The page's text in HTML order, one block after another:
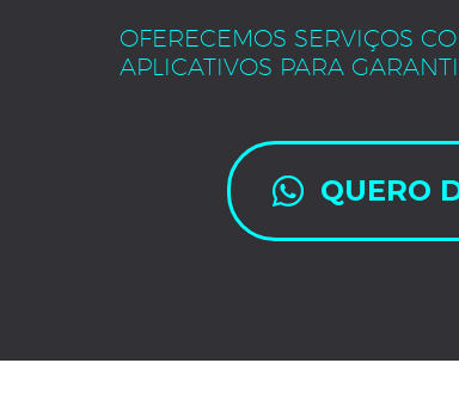
OFERECEMOS SERVIÇOS
APLICATIVOS PARA
QUERO